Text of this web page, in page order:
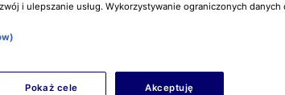
i ulepszanie usług. Wykorzystywanie ograniczonych danych
Pokaż cele Akceptuję